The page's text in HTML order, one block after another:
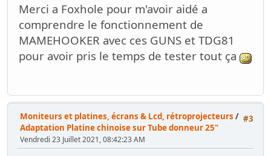
Merci a Foxhole pour m'avoir aidé a
comprendre le fonctionnement de
MAMEHOOKER avec ces GUNS et TDG81
pour avoir pris le temps de tester tout ça
#3
Moniteurs et platines, écrans & Lcd, rétroprojecteurs /
Adaptation Platine chinoise sur Tube donneur 25"
Vendredi 23 Juillet 2021, 08:42:23 AM